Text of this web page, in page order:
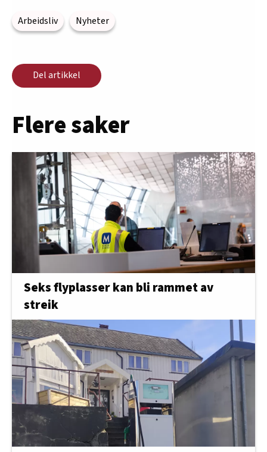
Arbeidsliv Nyheter
Del artikkel
Flere saker
Seks flyplasser kan bli rammet av
streik